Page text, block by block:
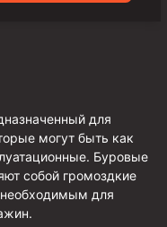
для
могут быть как
Буровые
собой громоздкие
для